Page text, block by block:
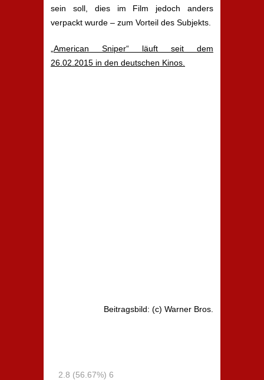
sein soll, dies im Film jedoch anders
verpackt wurde – zum Vorteil des Subjekts.
„American Sniper“ läuft seit dem
26.02.2015 in den deutschen Kinos.
Beitragsbild: (c) Warner Bros.
2.8 (56.67%) 6